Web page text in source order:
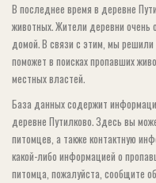
В последнее время в деревне
животных. Жители деревни очень
домой. В связи с этим, мы
поможет в поисках пропавших
местных властей.
База данных содержит
деревне Путилково. Здесь вы
питомцев, а также контактную
какой-либо информацией о
питомца, пожалуйста, сообщите